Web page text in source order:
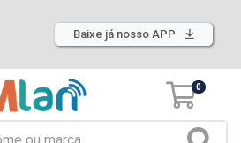
Baixe já nosso APP
0